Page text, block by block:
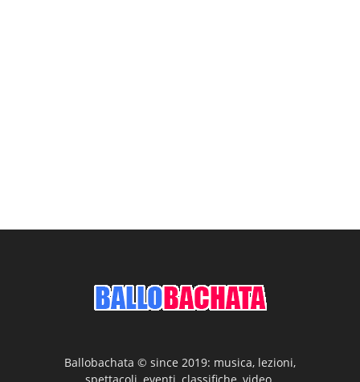
Ballobachata © since 2019: musica, lezioni,